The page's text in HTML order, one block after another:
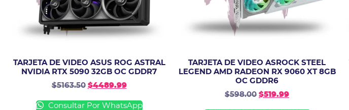
TARJETA DE VIDEO ASUS ROG ASTRAL
NVIDIA RTX 5090 32GB OC GDDR7
$5163.50 $4489.99
Consultar Por WhatsApp
TARJETA DE VIDEO ASROCK STEEL
LEGEND AMD RADEON RX 9060 XT 8GB
OC GDDR6
$598.00 $519.99